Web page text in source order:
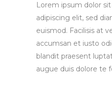
Lorem ipsum dolor
adipiscing elit, sed
euismod. Facilisis at
accumsan et iusto
blandit praesent
augue duis dolore te